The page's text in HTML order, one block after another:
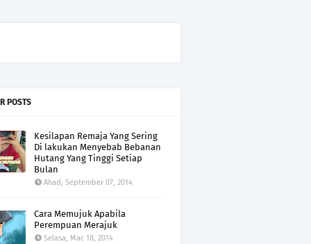
POSTS
Kesilapan Remaja Yang Sering
Di lakukan Menyebab Bebanan
Hutang Yang Tinggi Setiap
Bulan
Ahad, September 07, 2014
Cara Memujuk Apabila
Perempuan Merajuk
Selasa, Mac 18, 2014